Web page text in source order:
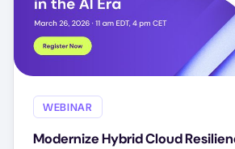
WEBINAR
Modernize Hybrid Cloud